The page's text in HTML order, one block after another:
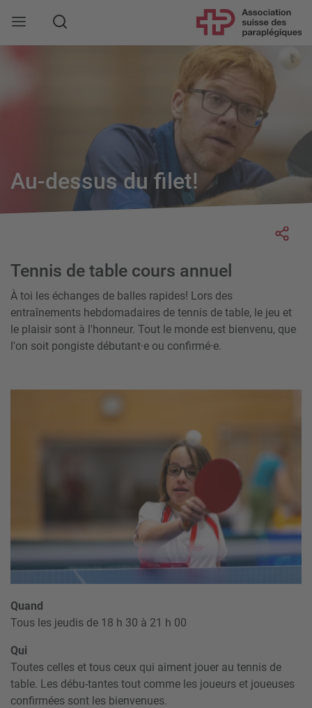
Rechercher
Au-dessus du filet!
Tennis de table cours annuel
À toi les échanges de balles rapides! Lors des
entraînements hebdomadaires de tennis de table, le jeu et
le plaisir sont à l'honneur. Tout le monde est bienvenu, que
l'on soit pongiste débutant·e ou confirmé·e.
Quand
Tous les jeudis de 18 h 30 à 21 h 00
Qui
Toutes celles et tous ceux qui aiment jouer au tennis de
table. Les débu-tantes tout comme les joueurs et joueuses
confirmées sont les bienvenues.